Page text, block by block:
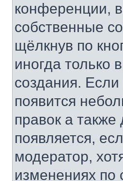
конференции,
собственные
щёлкнув по
иногда только
создания.
появится
правок а
появляется,
модератор,
изменениях по